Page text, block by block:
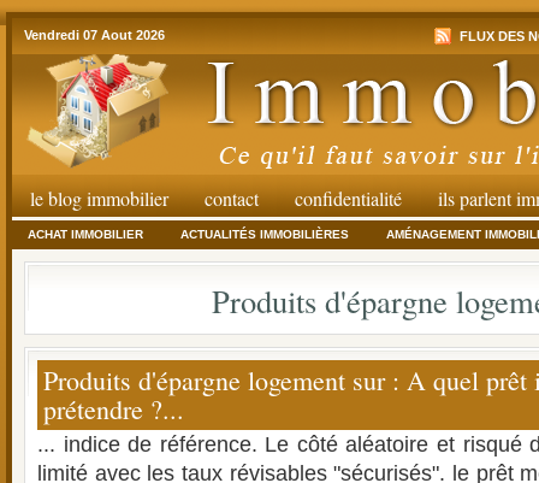
Vendredi 07 Aout 2026 FLUX DES
le blog immobilier contact confidentialité ils parlent
ACHAT IMMOBILIER ACTUALITÉS IMMOBILIÈRES AMÉNAGEMENT
Produits d'épargne
Produits d'épargne logement sur : A quel
prétendre ?...
... indice de référence. Le côté aléatoire et risqué
limité avec les taux révisables "sécurisés". le prêt